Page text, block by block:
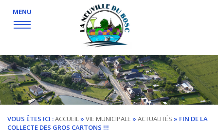
MENU
VOUS ÊTES ICI :ACCUEIL » VIE MUNICIPALE » ACTUALITÉS » FIN DE LA
COLLECTE DES GROS CARTONS !!!